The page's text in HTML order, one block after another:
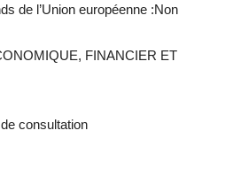
de l’Union européenne :Non
FINANCIER ET
consultation